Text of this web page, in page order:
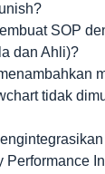
SOP
dan Ahli)?
tidak
Performance